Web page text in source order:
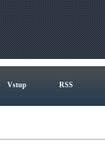
Vstup RSS